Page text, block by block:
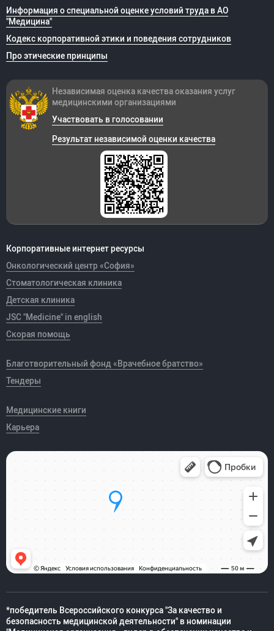
Информация о специальной оценке условий труда в АО
"Медицина"
Кодекс корпоративной этики и поведения сотрудников
Про этические принципы
Корпоративные интернет ресурсы
Онкологический центр «София»
Стоматологическая клиника
Детская клиника
JSC "Medicine" in english
Скорая помощь
Благотворительный фонд «Врачебное братство»
Тендеры
Медицинские книги
Карьера
Независимая оценка качества оказания услуг
медицинскими организациями
Участвовать в голосовании
Результат независимой оценки качества
*победитель Всероссийского конкурса "За качество и
безопасность медицинской деятельности" в номинации